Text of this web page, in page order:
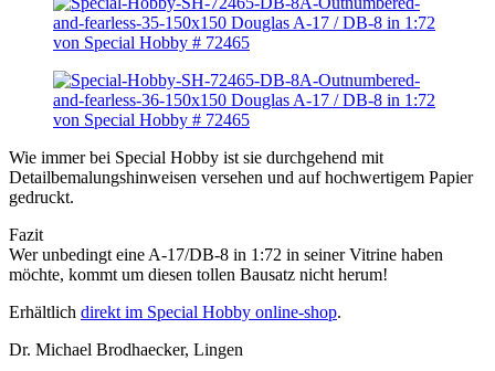
Wie immer bei Special Hobby ist sie durchgehend mit
Detailbemalungshinweisen versehen und auf hochwertigem Papier
gedruckt.
Fazit
Wer unbedingt eine A-17/DB-8 in 1:72 in seiner Vitrine haben
möchte, kommt um diesen tollen Bausatz nicht herum!
Erhältlich direkt im Special Hobby online-shop.
Dr. Michael Brodhaecker, Lingen